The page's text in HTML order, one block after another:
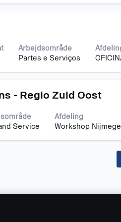
Arbejdsområde
Partes e Serviços
- Regio Zuid Oost
Service
Afdeling
Workshop